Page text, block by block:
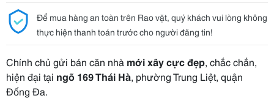
Để mua hàng an toàn trên Rao vặt, quý khách vui lòng không
thực hiện thanh toán trước cho người đăng tin!
Chính chủ gửi bán căn nhà mới xây cực đẹp, chắc chắn,
hiện đại tại ngõ 169 Thái Hà, phường Trung Liệt, quận
Đống Đa.